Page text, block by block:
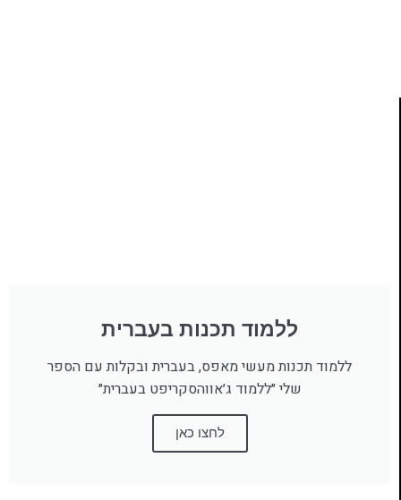
ללמוד תכנות בעברית
ללמוד תכנות מעשי מאפס, בעברית ובקלות עם הספר
שלי ״ללמוד ג׳אווהסקריפט בעברית״
לחצו כאן